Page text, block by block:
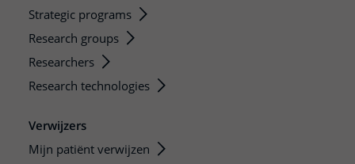
Strategic programs
Research groups
Researchers
Research technologies
Verwijzers
Mijn patiënt verwijzen